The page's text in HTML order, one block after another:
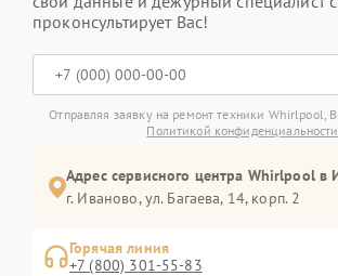
проконсультирует Вас!
Отправляя заявку на ремонт техники Whirlpool,
Политикой конфиденциальности
Адрес сервисного центра Whirlpool в
г. Иваново, ул. Багаева, 14, корп. 2
Горячая линия
+7 (800) 301-55-83